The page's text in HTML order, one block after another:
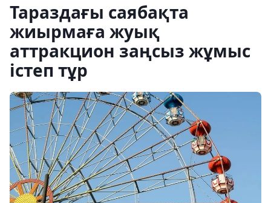
Тараздағы саябақта
жиырмаға жуық
аттракцион заңсыз жұмыс
істеп тұр